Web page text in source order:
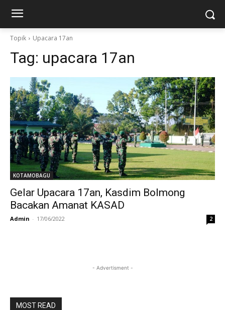
Topik Upacara 17an
Tag: upacara 17an
KOTAMOBAGU
Gelar Upacara 17an, Kasdim Bolmong
Bacakan Amanat KASAD
Admin - 17/06/2022 2
- Advertisment -
MOST READ